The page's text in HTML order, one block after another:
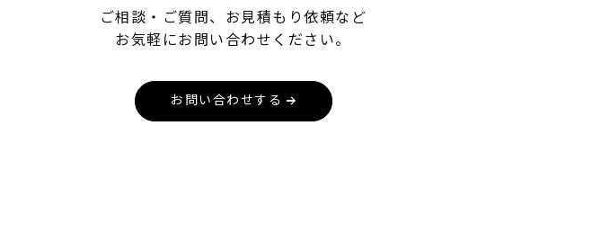
ご相談・ご質問、お見積もり依頼など
お気軽にお問い合わせください。
お問い合わせする